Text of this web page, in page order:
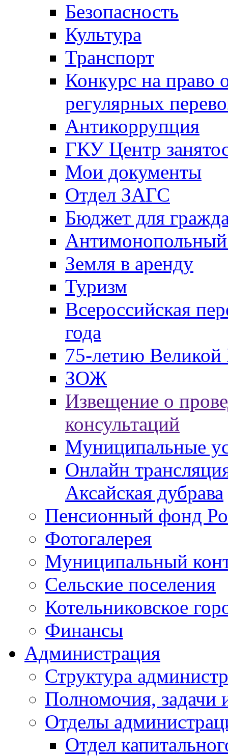
Безопасность
Культура
Транспорт
Конкурс на право
регулярных
Антикоррупция
ГКУ Центр
Мои документы
Отдел ЗАГС
Бюджет для
Антимонопольный
Земля в аренду
Туризм
Всероссийская
года
75-летию
ЗОЖ
Извещение о
консультаций
Муниципальные
Онлайн
Аксайская дубрава
Пенсионный фонд
Фотогалерея
Муниципальный
Сельские поселения
Котельниковское
Финансы
Администрация
Структура
Полномочия, задачи
Отделы
Отдел